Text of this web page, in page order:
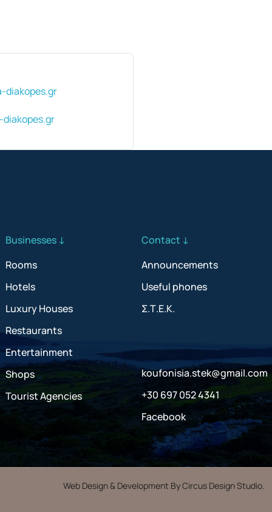
diakopes.gr
Businesses ↓
Rooms
Hotels
Luxury Houses
Restaurants
Entertainment
Shops
Tourist Agencies
Contact ↓
Announcements
Useful phones
Σ.Τ.Ε.Κ.
koufonisia.stek@gmail.com
+30 697 052 4341
Facebook
Web Design & Development By Circus Design Studio.